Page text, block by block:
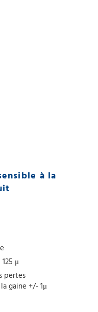
à la
μ
pertes
gaine +/- 1μ